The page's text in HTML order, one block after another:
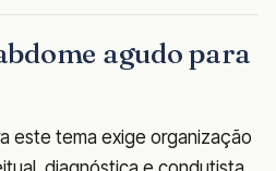
agudo para
este tema exige organização